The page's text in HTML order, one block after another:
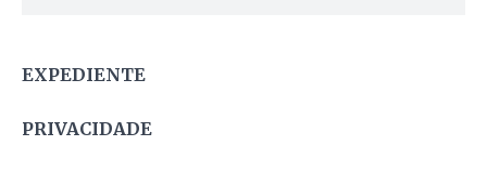
EXPEDIENTE
PRIVACIDADE